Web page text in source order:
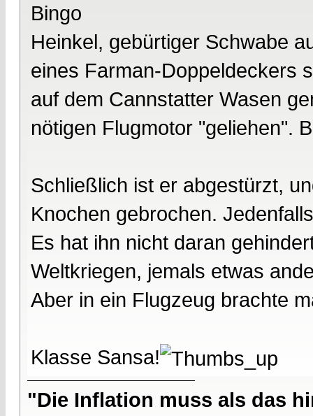
Bingo
Heinkel, gebürtiger Schwabe
eines Farman-Doppeldeckers
auf dem Cannstatter Wasen
nötigen Flugmotor "geliehen".
Schließlich ist er abgestürzt,
Knochen gebrochen.
Es hat ihn nicht daran
Weltkriegen, jemals etwas
Aber in ein Flugzeug brachte
Klasse Sansa!
"Die Inflation muss als das